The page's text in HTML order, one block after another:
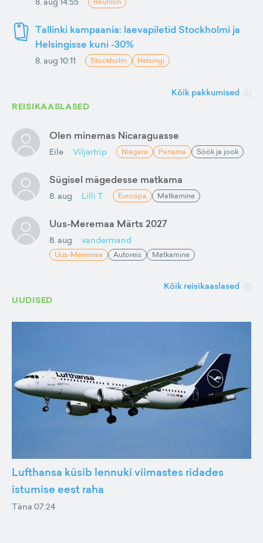
Tallinki kampaania: laevapiletid Stockholmi ja
Helsingisse kuni -30%
8. aug 10:11 Stockholm Helsingi
Kõik pakkumised
REISIKAASLASED
Olen minemas Nicaraguasse
Eile Viljartrip Niagara Panama Söök ja jook
Sügisel mägedesse matkama
8. aug Lilli T Euroopa Matkamine
Uus-Meremaa Märts 2027
8. aug vandermand
Uus-Meremaa Autoreis Matkamine
Kõik reisikaaslased
UUDISED
Lufthansa küsib lennuki viimastes ridades
istumise eest raha
Täna 07:24